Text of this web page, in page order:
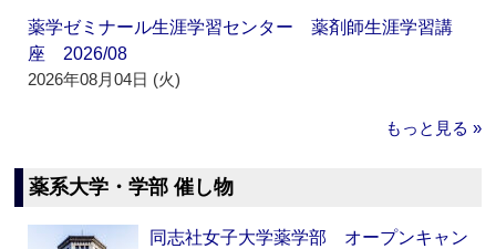
薬学ゼミナール生涯学習センター 薬剤師生涯学習講
座 2026/08
2026年08月04日 (火)
もっと見る »
薬系大学・学部 催し物
同志社女子大学薬学部 オープンキャン